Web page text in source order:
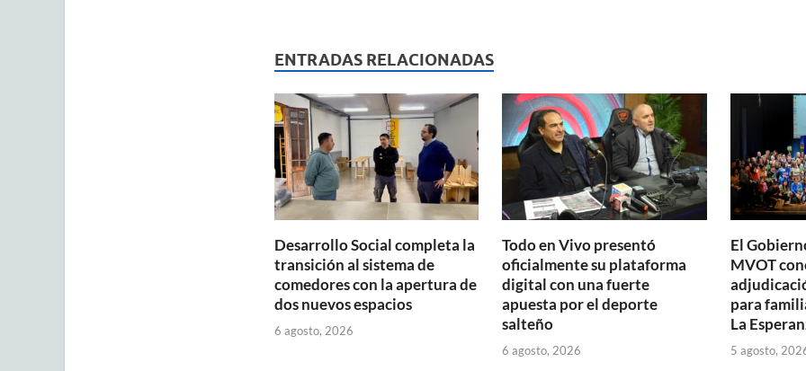
s
A
p
p
b
o
o
k
p
ar
ti
ENTRADAS RELACIONADAS
Desarrollo Social completa la
transición al sistema de
comedores con la apertura de
dos nuevos espacios
6 agosto, 2026
Todo en Vivo presentó
oficialmente su plataforma
digital con una fuerte
apuesta por el deporte
salteño
6 agosto, 2026
El
MVOT
para
La
5 agosto,